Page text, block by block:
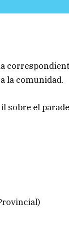
la comunidad.
sobre el